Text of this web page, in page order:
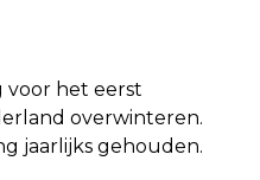
voor het eerst
overwinteren.
jaarlijks gehouden.